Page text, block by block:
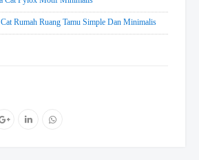
Rumah Ruang Tamu Simple Dan Minimalis